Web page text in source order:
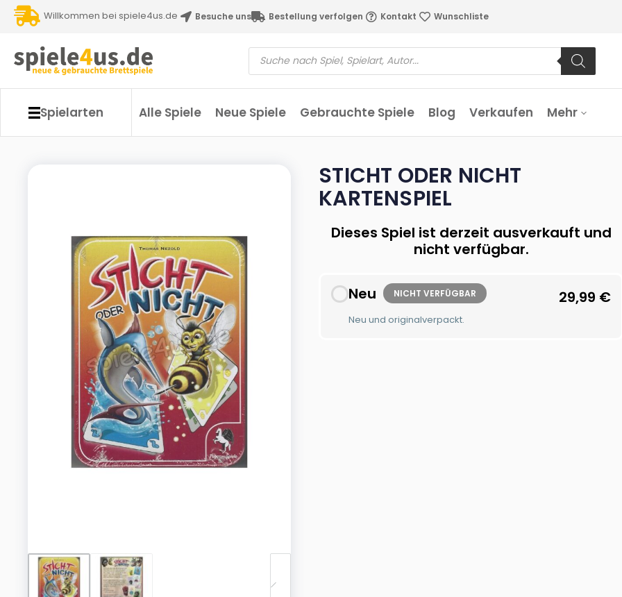
Willkommen bei spiele4us.de Besuche uns Bestellung verfolgen Kontakt Wunschliste
Spielarten Alle Spiele Neue Spiele Gebrauchte Spiele Blog Verkaufen Mehr
STICHT ODER NICHT
KARTENSPIEL
Dieses Spiel ist derzeit ausverkauft und
nicht verfügbar.
Neu NICHT VERFÜGBAR
Neu und originalverpackt.
29,99 €